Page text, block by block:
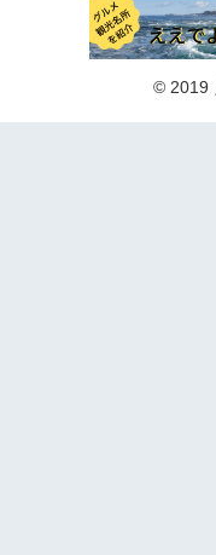
© 2019